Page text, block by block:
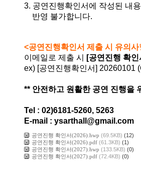
3. 공연진행확인서에 작성된 내
반영 불가합니다.
<공연진행확인서 제출 시 유의사
이메일로 제출 시
[공연진행 확
ex) [공연진행확인서] 20260101
** 안전하고 원활한 공연 진행을
Tel : 02)6181-5260, 5263
E-mail : ysarthall@gmail.com
공연진행 확인서(2026).hwp (69.5KB) (12)
공연진행 확인서(2026).pdf (61.3KB) (1)
공연진행 확인서(2027).hwp (133.5KB) (0)
공연진행 확인서(2027).pdf (72.4KB) (0)